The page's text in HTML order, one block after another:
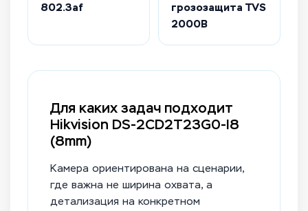
802.3af
грозозащита TVS
2000В
Для каких задач подходит
Hikvision DS-2CD2T23G0-I8
(8mm)
Камера ориентирована на сценарии,
где важна не ширина охвата, а
детализация на конкретном